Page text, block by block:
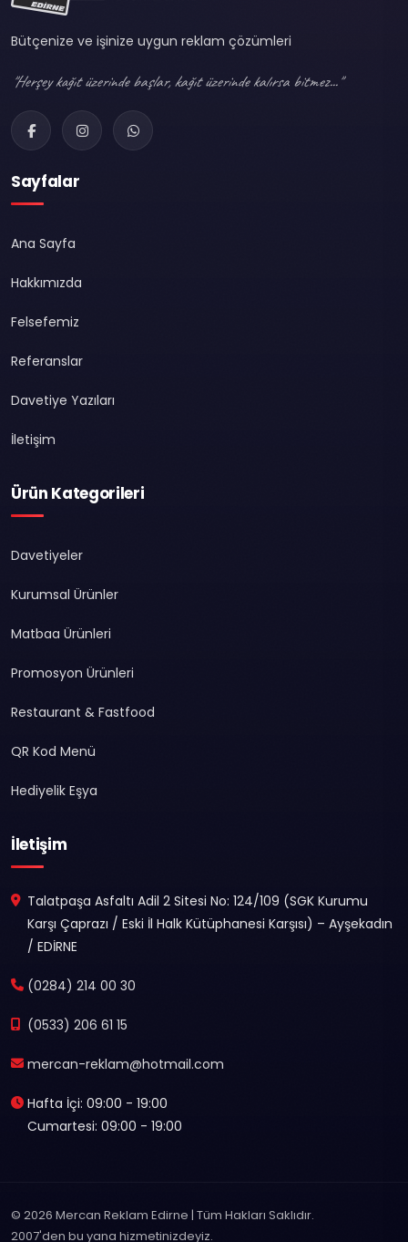
Bütçenize ve işinize uygun reklam çözümleri
"Herşey kağıt üzerinde başlar, kağıt üzerinde kalırsa bitmez..."
Sayfalar
Ana Sayfa
Hakkımızda
Felsefemiz
Referanslar
Davetiye Yazıları
İletişim
Ürün Kategorileri
Davetiyeler
Kurumsal Ürünler
Matbaa Ürünleri
Promosyon Ürünleri
Restaurant & Fastfood
QR Kod Menü
Hediyelik Eşya
İletişim
Talatpaşa Asfaltı Adil 2 Sitesi No: 124/109 (SGK Kurumu
Karşı Çaprazı / Eski İl Halk Kütüphanesi Karşısı) – Ayşekadın
/ EDİRNE
(0284) 214 00 30
(0533) 206 61 15
mercan-reklam@hotmail.com
Hafta İçi: 09:00 - 19:00
Cumartesi: 09:00 - 19:00
© 2026 Mercan Reklam Edirne | Tüm Hakları Saklıdır.
2007'den bu yana hizmetinizdeyiz.